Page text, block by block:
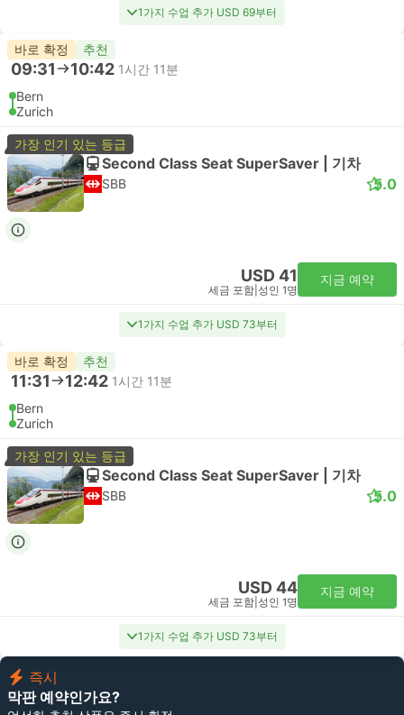
1가지 수업 추가 USD 69부터
바로 확정 추천
09:31 10:42 1시간 11분
Bern
Zurich
가장 인기 있는 등급
Second Class Seat SuperSaver | 기차
SBB 5.0
USD 41
세금 포함 성인 1명
지금 예약
1가지 수업 추가 USD 73부터
바로 확정 추천
11:31 12:42 1시간 11분
Bern
Zurich
가장 인기 있는 등급
Second Class Seat SuperSaver | 기차
SBB 5.0
USD 44
세금 포함 성인 1명
지금 예약
1가지 수업 추가 USD 73부터
즉시
막판 예약인가요?